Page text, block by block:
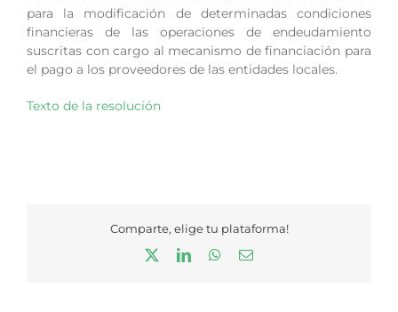
para la modificación de determinadas condiciones
financieras de las operaciones de endeudamiento
suscritas con cargo al mecanismo de financiación para
el pago a los proveedores de las entidades locales.
Texto de la resolución
Comparte, elige tu plataforma!
LinkedInWhatsApp
Correo